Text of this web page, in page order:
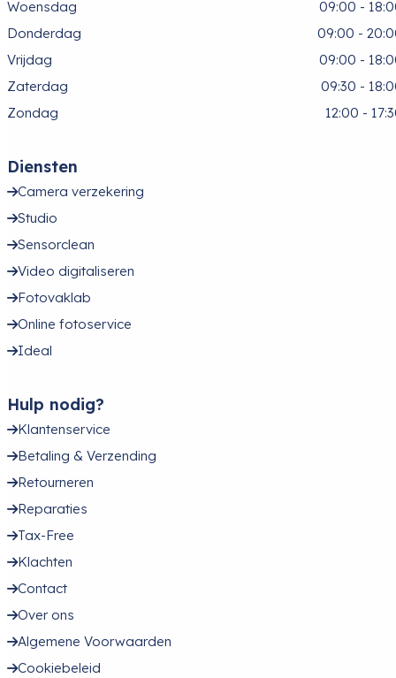
Woensdag
09:00 -
Donderdag
09:00 -
Vrijdag
09:00 -
Zaterdag
09:30 -
Zondag
12:00 -
Diensten
Camera verzekering
Studio
Sensorclean
Video digitaliseren
Fotovaklab
Online fotoservice
Ideal
Hulp nodig?
Klantenservice
Betaling & Verzending
Retourneren
Reparaties
Tax-Free
Klachten
Contact
Over ons
Algemene Voorwaarden
Cookiebeleid